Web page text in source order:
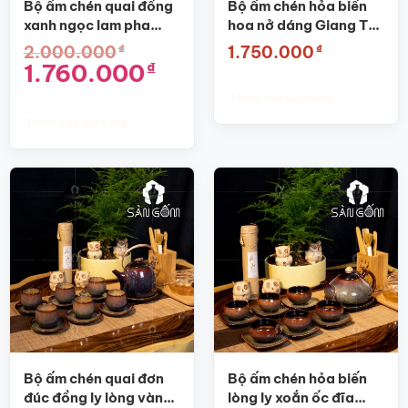
Bộ ấm chén quai đồng
xanh ngọc lam pha
trắng SG-AC04
2.000.000₫
Giá
gốc
1.760.000₫Giá
hiện
Bộ ấm chén hỏa biến
hoa nở dáng Giang Tây
SG-AC06
1.750.000 ₫
Bộ ấm chén quai đơn
đúc đồng ly lòng vàng
Bộ ấm chén hỏa biến
lòng ly xoắn ốc đĩa